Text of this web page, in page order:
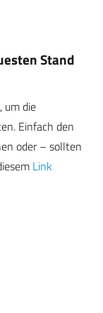
Stand
um die
Einfach den
oder – sollten
Link